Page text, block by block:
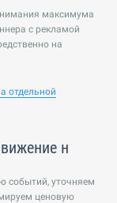
максимума
с рекламой
на
отдельной
н
событий, уточняем
ценовую